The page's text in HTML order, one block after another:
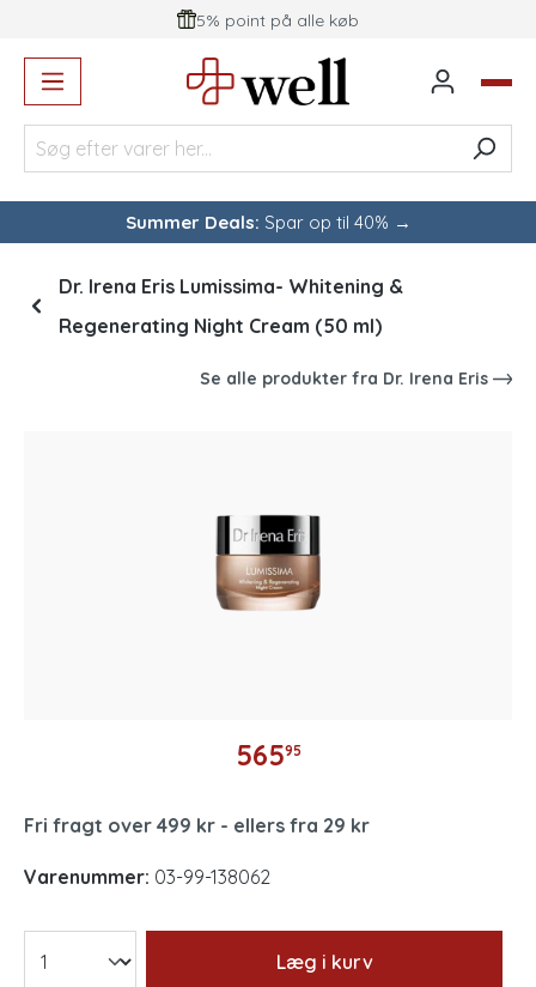
5% point på alle køb
Summer Deals: Spar op til 40% →
Dr. Irena Eris Lumissima- Whitening &
Regenerating Night Cream (50 ml)
Se alle produkter fra Dr. Irena Eris
56595
Fri fragt over 499 kr - ellers fra 29 kr
Varenummer: 03-99-138062
Læg i kurv